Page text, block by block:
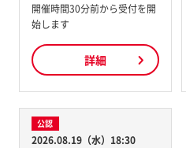
開催時間30分前から受付を開
始します
詳細
公認
2026.08.19（水）18:30